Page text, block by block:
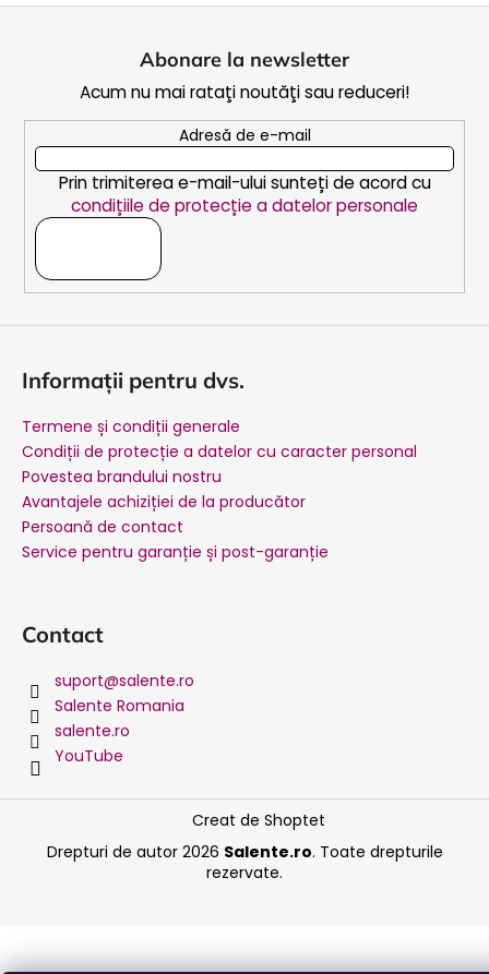
Abonare la newsletter
Acum nu mai rataţi noutăţi sau reduceri!
Adresă de e-mail
Prin trimiterea e-mail-ului sunteți de acord cu
condițiile de protecție a datelor personale
Informații pentru dvs.
Termene și condiții generale
Condiții de protecție a datelor cu caracter personal
Povestea brandului nostru
Avantajele achiziției de la producător
Persoană de contact
Service pentru garanție și post-garanție
Contact
suport@salente.ro
Salente Romania
salente.ro
YouTube
Creat de Shoptet
Drepturi de autor 2026 Salente.ro. Toate drepturile
rezervate.